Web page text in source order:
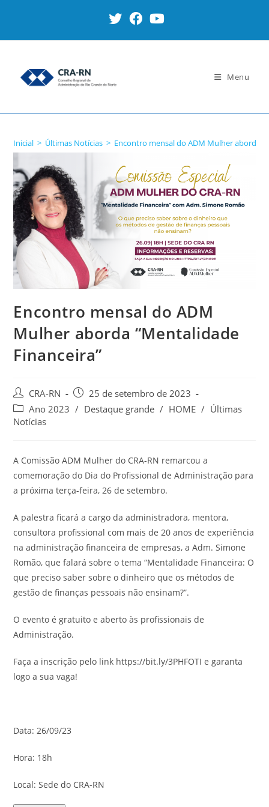
Menu
Inicial > Últimas Notícias > Encontro mensal do ADM Mulher aborda
Encontro mensal do ADM
Mulher aborda “Mentalidade
Financeira”
Autor
do
post:
CRA-RN
Post
publicado:
25 de setembro de 2023
Categoria
do
Ano 2023 / Destaque grande / HOME / Últimas
Notícias
A Comissão ADM Mulher do CRA-RN remarcou a
comemoração do Dia do Profissional de Administração para
a próxima terça-feira, 26 de setembro.
A palestra ficará a cargo da administradora, mentora,
consultora profissional com mais de 20 anos de experiência
na administração financeira de empresas, a Adm. Simone
Romão, que falará sobre o tema “Mentalidade Financeira: O
que preciso saber sobre o dinheiro que os métodos de
gestão de finanças pessoais não ensinam?”.
O evento é gratuito e aberto às profissionais de
Administração.
Faça a inscrição pelo link https://bit.ly/3PHFOTI e garanta
logo a sua vaga!
Data: 26/09/23
Hora: 18h
Local: Sede do CRA-RN